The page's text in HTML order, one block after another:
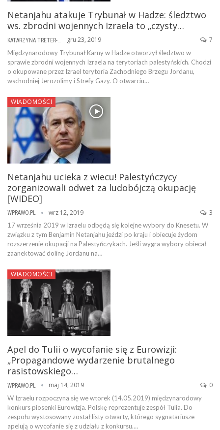
Netanjahu atakuje Trybunał w Hadze: śledztwo
ws. zbrodni wojennych Izraela to „czysty…
KATARZYNA TRETER-SIERPIŃSKA gru 23, 2019 7
Międzynarodowy Trybunał Karny w Hadze otworzył śledztwo w
sprawie zbrodni wojennych Izraela na terytoriach palestyńskich. Chodzi
o okupowane przez Izrael terytoria Zachodniego Brzegu Jordanu,
wschodniej Jerozolimy i Strefy Gazy. O otwarciu…
WIADOMOŚCI
Netanjahu ucieka z wiecu! Palestyńczycy
zorganizowali odwet za ludobójczą okupację
[WIDEO]
WPRAWO.PL wrz 12, 2019 3
17 września 2019 w Izraelu odbędą się kolejne wybory do Knesetu. W
związku z tym Benjamin Netanjahu jeździ po kraju i obiecuje żydom
rozszerzenie okupacji na Palestyńczykach. Jeśli wygra wybory obiecał
zaanektować dolinę Jordanu na…
WIADOMOŚCI
Apel do Tulii o wycofanie się z Eurowizji:
„Propagandowe wydarzenie brutalnego
rasistowskiego…
WPRAWO.PL maj 14, 2019 0
W Izraelu rozpoczyna się we wtorek (14.05.2019) międzynarodowy
konkurs piosenki Eurowizja. Polskę reprezentuje zespół Tulia. Do
zespołu wystosowany został listy otwarty, którego sygnatariusze
apelują o wycofanie się z udziału z konkursu.…